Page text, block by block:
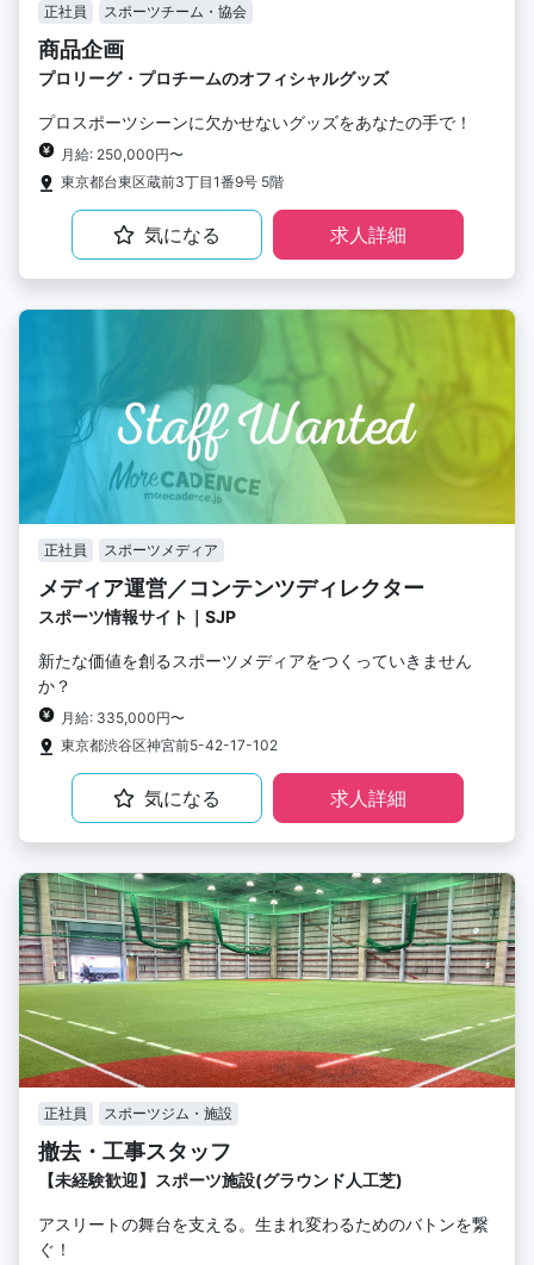
正社員 スポーツチーム・協会
商品企画
プロリーグ・プロチームのオフィシャルグッズ
プロスポーツシーンに欠かせないグッズをあなたの手で！
月給: 250,000円〜
東京都台東区蔵前3丁目1番9号 5階
気になる 求人詳細
正社員 スポーツメディア
メディア運営／コンテンツディレクター
スポーツ情報サイト｜SJP
新たな価値を創るスポーツメディアをつくっていきません
か？
月給: 335,000円〜
東京都渋谷区神宮前5-42-17-102
気になる 求人詳細
正社員 スポーツジム・施設
撤去・工事スタッフ
【未経験歓迎】スポーツ施設(グラウンド人工芝)
アスリートの舞台を支える。生まれ変わるためのバトンを繋
ぐ！